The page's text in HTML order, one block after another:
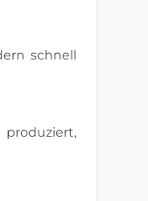
schnell
produziert,